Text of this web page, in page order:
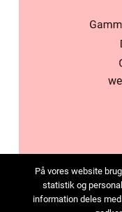
På vores website
statistik og
information deles